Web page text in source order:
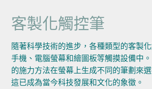
客製化觸控筆
隨著科學技術的進步，各種類型的客製
手機、電腦螢幕和繪圖板等觸摸設備中
的施力方法在螢幕上生成不同的筆劃來
這已成為當今科技發展和文化的象徵。